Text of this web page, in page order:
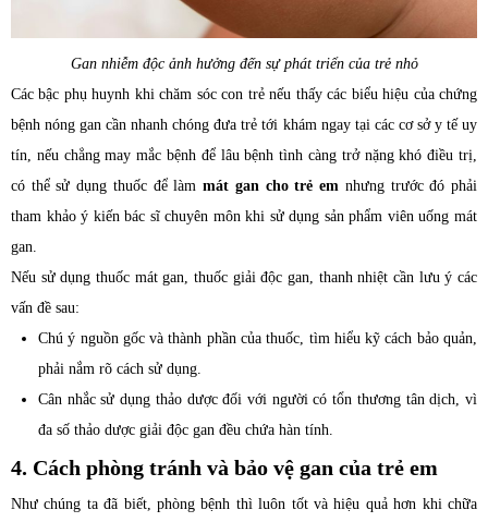
Gan nhiễm độc ảnh hưởng đến sự phát triển của trẻ nhỏ
Các bậc phụ huynh khi chăm sóc con trẻ nếu thấy các biểu hiệu của chứng
bệnh nóng gan cần nhanh chóng đưa trẻ tới khám ngay tại các cơ sở y tế uy
tín, nếu chẳng may mắc bệnh để lâu bệnh tình càng trở nặng khó điều trị,
có thể sử dụng thuốc để làm mát gan cho trẻ em nhưng trước đó phải
tham khảo ý kiến bác sĩ chuyên môn khi sử dụng sản phẩm viên uống mát
gan.
Nếu sử dụng thuốc mát gan, thuốc giải độc gan, thanh nhiệt cần lưu ý các
vấn đề sau:
Chú ý nguồn gốc và thành phần của thuốc, tìm hiểu kỹ cách bảo quản,
phải nắm rõ cách sử dụng.
Cân nhắc sử dụng thảo dược đối với người có tổn thương tân dịch, vì
đa số thảo dược giải độc gan đều chứa hàn tính.
4. Cách phòng tránh và bảo vệ gan của trẻ em
Như chúng ta đã biết, phòng bệnh thì luôn tốt và hiệu quả hơn khi chữa